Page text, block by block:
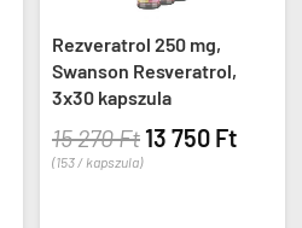
Rezveratrol 250 mg,
Swanson Resveratrol,
3x30 kapszula
15 270 Ft 13 750 Ft
(153 / kapszula)